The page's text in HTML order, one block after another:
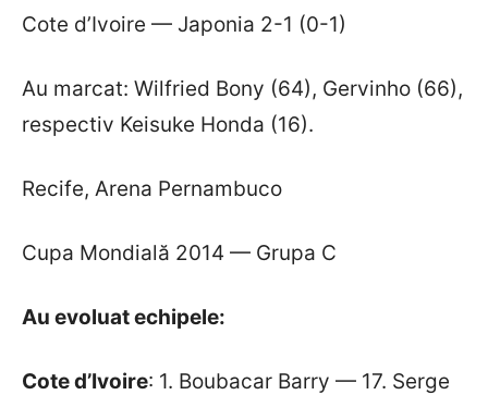
Cote d’Ivoire — Japonia 2-1 (0-1)
Au marcat: Wilfried Bony (64), Gervinho (66),
respectiv Keisuke Honda (16).
Recife, Arena Pernambuco
Cupa Mondială 2014 — Grupa C
Au evoluat echipele:
Cote d’Ivoire: 1. Boubacar Barry — 17. Serge